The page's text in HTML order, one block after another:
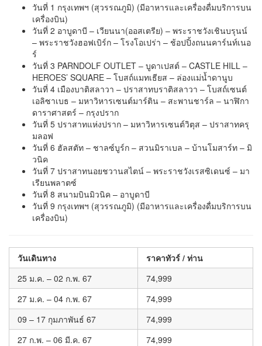
วันที่ 1 กรุงเทพฯ (สุวรรณภูมิ) (มีอาหารและเครื่องดื่มบริการบน
เครื่องบิน)
วันที่ 2 อาบูดาบี – เวียนนา(ออสเตรีย) – พระราชวังเชินบรุนน์
– พระราชวังฮอฟเบิร์ก – โรงโอเปร่า – ช้อปปิ้งถนนคาร์นท์เนอ
ร์
วันที่ 3 PARNDOLF OUTLET – บูดาเปสต์ – CASTLE HILL –
HEROES’ SQUARE – โบสถ์แมทเธียส – ล่องแม่น้ำดานูบ
วันที่ 4 เมืองบาติสลาวา – ปราสาทบราติสลาวา – โบสถ์เซนต์
เอลิซาเบธ – มหาวิหารเซนต์มาร์ติน – สะพานชาร์ล – นาฬิกา
ดาราศาสตร์ – กรุงปราก
วันที่ 5 ปราสาทแห่งปราก – มหาวิหารเซนต์วิตุส – ปราสาทครุ
มลอฟ
วันที่ 6 ฮัลสตัท – ชาลซ์บูร์ก – สวนมิราเบล – บ้านโมสาร์ท – มิ
วนิค
วันที่ 7 ปราสาทนอยชวานสไตน์ – พระราชวังเรสซิเดนซ์ – มา
เรียนพลาตซ์
วันที่ 8 สนามบินมิวนิค – อาบูดาบี
วันที่ 9 กรุงเทพฯ (สุวรรณภูมิ) (มีอาหารและเครื่องดื่มบริการบน
เครื่องบิน)
วันเดินทาง
ราคาทัวร์ / ท่าน
25 ม.ค. – 02 ก.พ. 67
74,999
27 ม.ค. – 04 ก.พ. 67
74,999
09 – 17 กุมภาพันธ์ 67
74,999
27 ก.พ. – 06 มี.ค. 67
74,999